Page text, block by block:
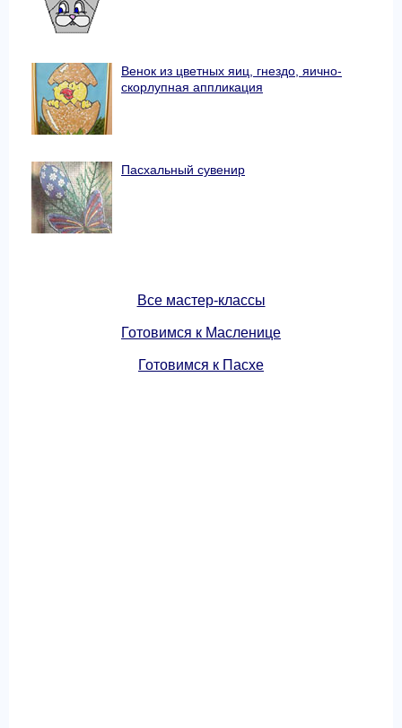
Венок из цветных яиц, гнездо, яично-
скорлупная аппликация
Пасхальный сувенир
Все мастер-классы
Готовимся к Масленице
Готовимся к Пасхе